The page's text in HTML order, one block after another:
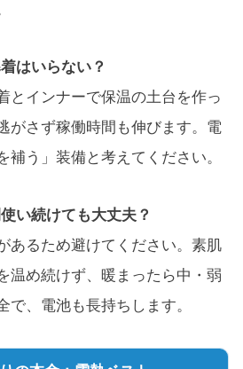
はいらない？
とインナーで保温の土台を作っ
がさず稼働時間も伸びます。電
補う」装備と考えてください。
い続けても大丈夫？
あるため避けてください。素肌
温め続けず、暖まったら中・弱
で、電池も長持ちします。